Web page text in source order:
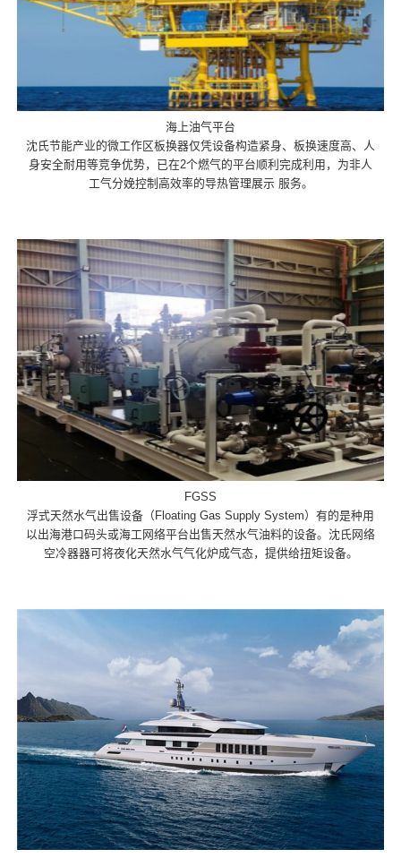
海上油气平台
沈氏节能产业的微工作区板换器仅凭设备构造紧身、板换速度高、人
身安全耐用等竞争优势，已在2个燃气的平台顺利完成利用，为非人
工气分娩控制高效率的导热管理展示 服务。
FGSS
浮式天然水气出售设备（Floating Gas Supply System）有的是种用
以出海港口码头或海工网络平台出售天然水气油料的设备。沈氏网络
空冷器器可将夜化天然水气气化炉成气态，提供给扭矩设备。